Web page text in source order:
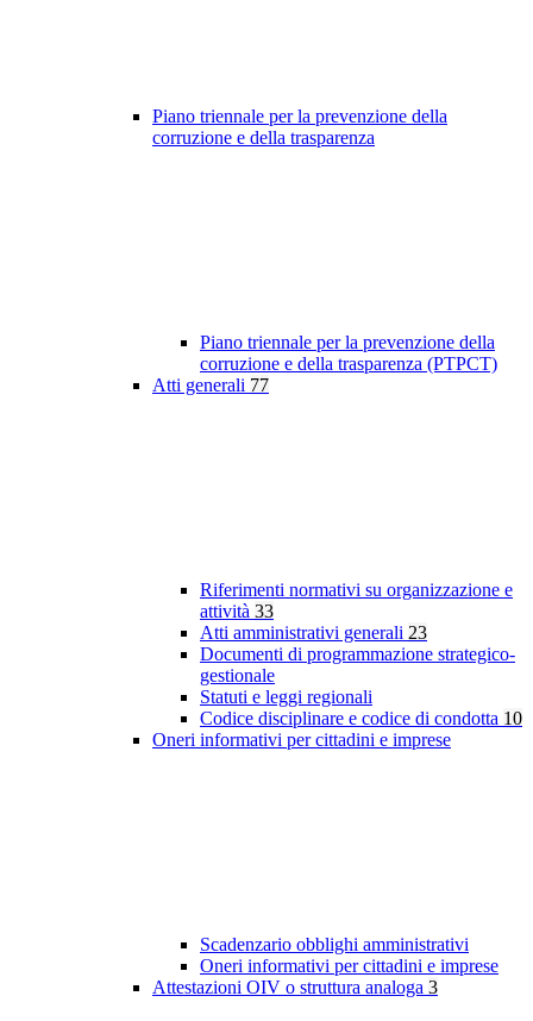
Piano triennale per la prevenzione della
corruzione e della trasparenza
Piano triennale per la prevenzione della
corruzione e della trasparenza (PTPCT)
Atti generali 77
Riferimenti normativi su organizzazione e
attività 33
Atti amministrativi generali 23
Documenti di programmazione strategico-
gestionale
Statuti e leggi regionali
Codice disciplinare e codice di condotta 10
Oneri informativi per cittadini e imprese
Scadenzario obblighi amministrativi
Oneri informativi per cittadini e imprese
Attestazioni OIV o struttura analoga 3